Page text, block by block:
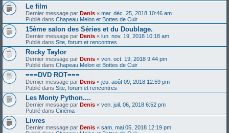
Le film
Dernier message par Denis « mar. déc. 25, 2018 10:46 am
Publié dans Chapeau Melon et Bottes de Cuir
15ème salon des Séries et du Doublage.
Dernier message par Denis « lun. nov. 19, 2018 10:18 am
Publié dans Site, forum et rencontres
Rocky Taylor
Dernier message par Denis « ven. oct. 19, 2018 9:44 pm
Publié dans Chapeau Melon et Bottes de Cuir
===DVD ROT===
Dernier message par Denis « jeu. août 09, 2018 12:59 pm
Publié dans Site, forum et rencontres
Les Monty Python....
Dernier message par Denis « ven. juil. 06, 2018 6:52 pm
Publié dans Cinéma
Livres
Dernier message par Denis « sam. mai 05, 2018 12:19 pm